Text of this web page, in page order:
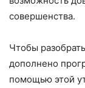
совершенства.
Чтобы
дополнено
помощью этой